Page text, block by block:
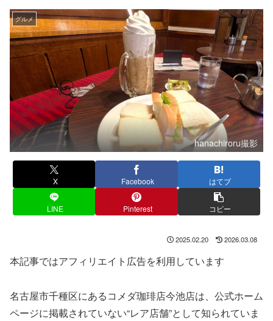
グルメ
hanachiroru撮影
X Facebook はてブ
LINE Pinterest コピー
2025.02.20 2026.03.08
本記事ではアフィリエイト広告を利用しています
名古屋市千種区にあるコメダ珈琲店今池店は、公式ホーム
ページに掲載されていない“レア店舗”として知られていま